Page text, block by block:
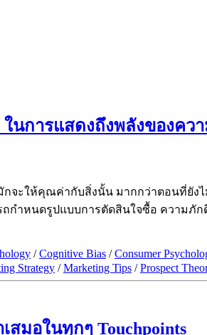
นการแสดงถึงพลังของควา
กจะให้คุณค่ากับสิ่งนั้น มากกว่าตอนที่ยั
ารถกำหนดรูปแบบการตัดสินใจซื้อ คว
/Cognitive Bias /Consumer
Strategy /Marketing Tips /Prospect
สมอในทุกๆ Touchpoints